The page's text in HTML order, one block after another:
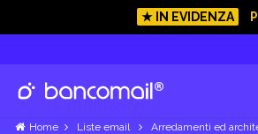
★ IN EVIDENZA
Home Liste email Arredamenti ed